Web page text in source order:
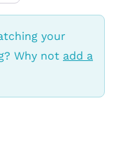
your
Why not add a